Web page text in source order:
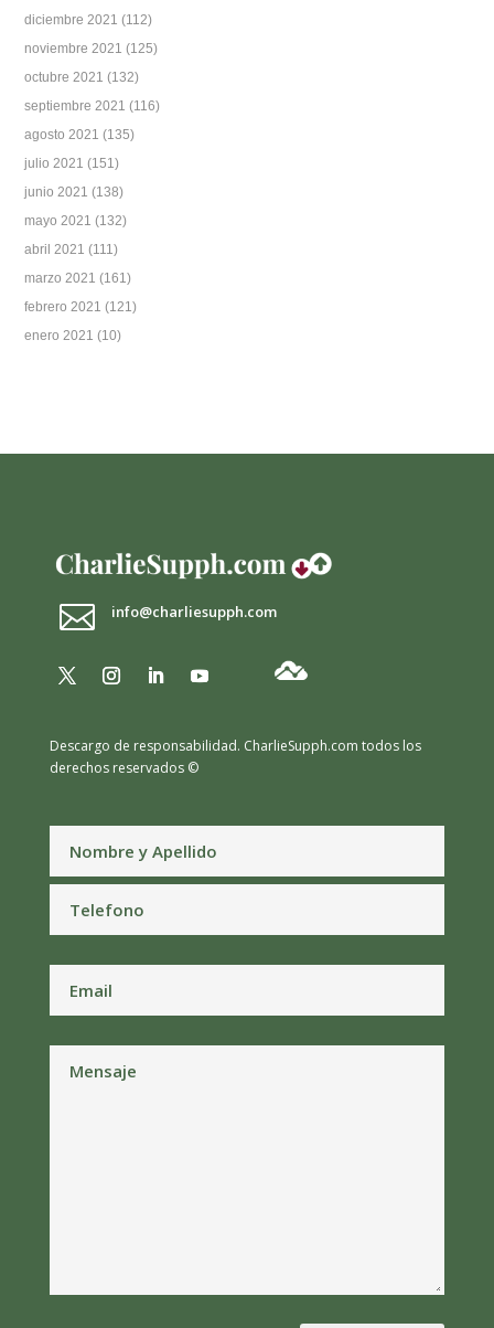
diciembre 2021 (112)
noviembre 2021 (125)
octubre 2021 (132)
septiembre 2021 (116)
agosto 2021 (135)
julio 2021 (151)
junio 2021 (138)
mayo 2021 (132)
abril 2021 (111)
marzo 2021 (161)
febrero 2021 (121)
enero 2021 (10)
 info@charliesupph.com
Descargo de responsabilidad. CharlieSupph.com todos los
derechos reservados ©